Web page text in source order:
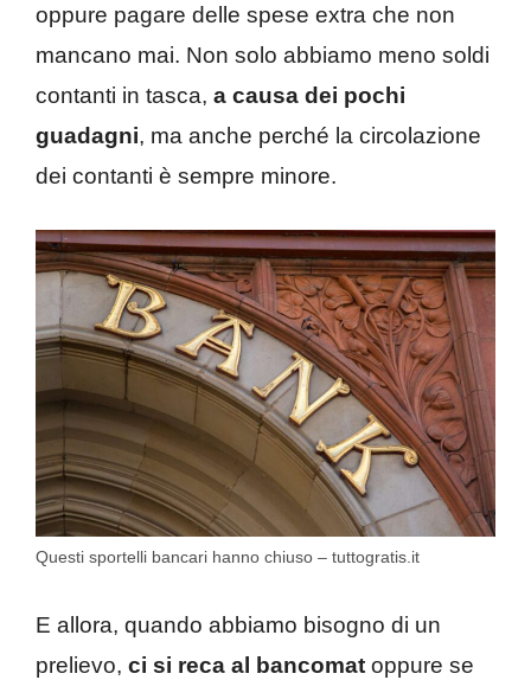
oppure pagare delle spese extra che non
mancano mai. Non solo abbiamo meno soldi
contanti in tasca, a causa dei pochi
guadagni, ma anche perché la circolazione
dei contanti è sempre minore.
Questi sportelli bancari hanno chiuso – tuttogratis.it
E allora, quando abbiamo bisogno di un
prelievo, ci si reca al bancomat oppure se